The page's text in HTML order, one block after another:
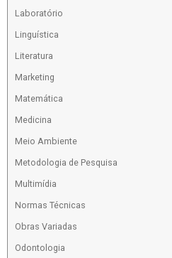
Laboratório
Linguística
Literatura
Marketing
Matemática
Medicina
Meio Ambiente
Metodologia de Pesquisa
Multimídia
Normas Técnicas
Obras Variadas
Odontologia